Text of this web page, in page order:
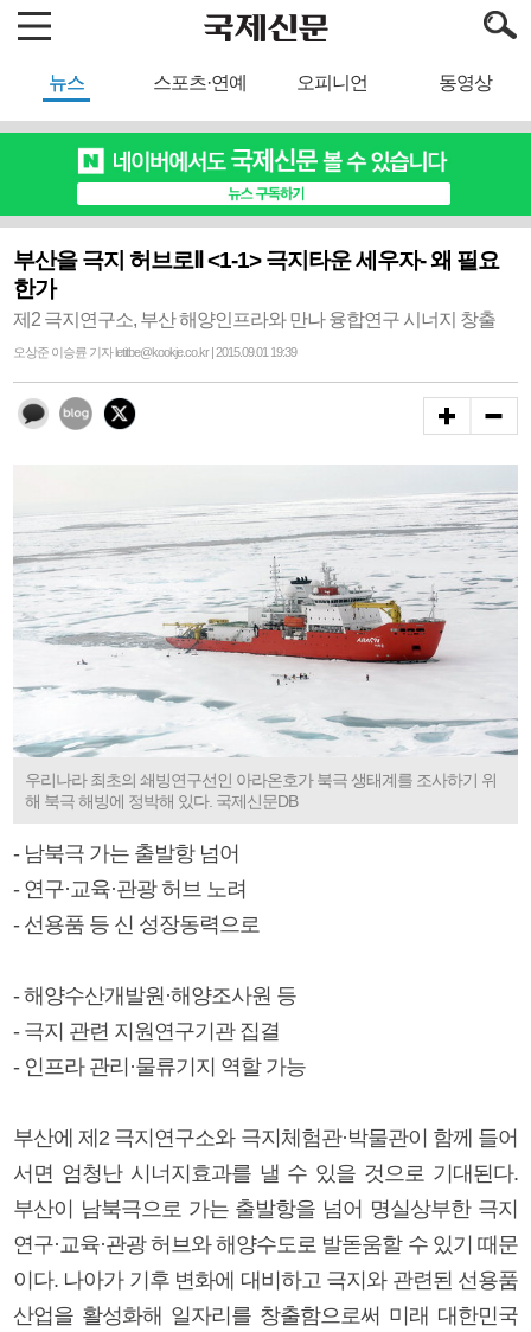
뉴스 스포츠·연예 오피니언 동영상
부산을 극지 허브로Ⅱ <1-1> 극지타운 세우자- 왜 필요
한가
제2 극지연구소, 부산 해양인프라와 만나 융합연구 시너지 창출
오상준 이승륜 기자 letitbe@kookje.co.kr | 2015.09.01 19:39
우리나라 최초의 쇄빙연구선인 아라온호가 북극 생태계를 조사하기 위
해 북극 해빙에 정박해 있다. 국제신문DB
- 남북극 가는 출발항 넘어
- 연구·교육·관광 허브 노려
- 선용품 등 신 성장동력으로
- 해양수산개발원·해양조사원 등
- 극지 관련 지원연구기관 집결
- 인프라 관리·물류기지 역할 가능
부산에 제2 극지연구소와 극지체험관·박물관이 함께 들어
서면 엄청난 시너지효과를 낼 수 있을 것으로 기대된다.
부산이 남북극으로 가는 출발항을 넘어 명실상부한 극지
연구·교육·관광 허브와 해양수도로 발돋움할 수 있기 때문
이다. 나아가 기후 변화에 대비하고 극지와 관련된 선용품
산업을 활성화해 일자리를 창출함으로써 미래 대한민국